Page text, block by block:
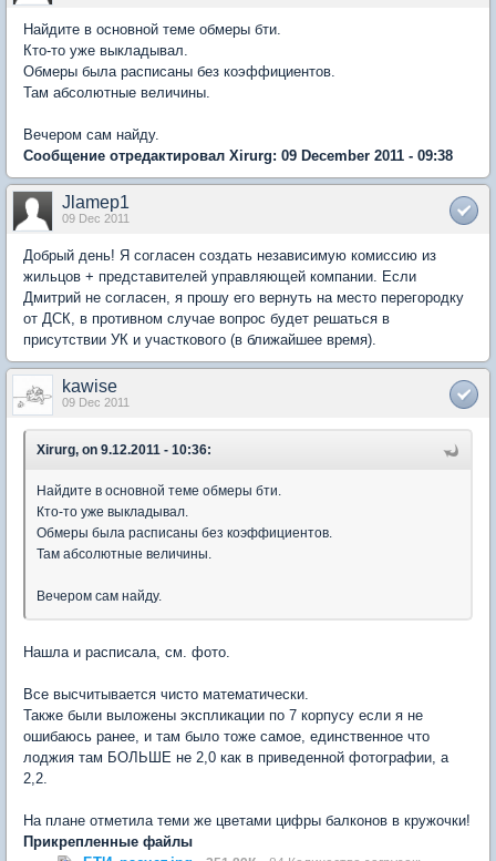
Найдите в основной теме обмеры бти.
Кто-то уже выкладывал.
Обмеры была расписаны без коэффициентов.
Там абсолютные величины.
Вечером сам найду.
Сообщение отредактировал Xirurg: 09 December 2011 - 09:38
Jlamep1
09 Dec 2011
Добрый день! Я согласен создать независимую комиссию из
жильцов + представителей управляющей компании. Если
Дмитрий не согласен, я прошу его вернуть на место перегородку
от ДСК, в противном случае вопрос будет решаться в
присутствии УК и участкового (в ближайшее время).
kawise
09 Dec 2011
Xirurg, on 9.12.2011 - 10:36:
Найдите в основной теме обмеры бти.
Кто-то уже выкладывал.
Обмеры была расписаны без коэффициентов.
Там абсолютные величины.
Вечером сам найду.
Нашла и расписала, см. фото.
Все высчитывается чисто математически.
Также были выложены экспликации по 7 корпусу если я не
ошибаюсь ранее, и там было тоже самое, единственное что
лоджия там БОЛЬШЕ не 2,0 как в приведенной фотографии, а
2,2.
На плане отметила теми же цветами цифры балконов в кружочки!
Прикрепленные файлы